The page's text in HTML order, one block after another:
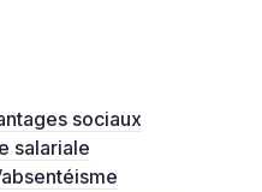
sociaux
salariale